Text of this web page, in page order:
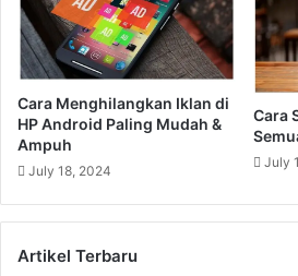
Cara Menghilangkan Iklan di
HP Android Paling Mudah &
Ampuh
July 18, 2024
Cara
July
Artikel Terbaru